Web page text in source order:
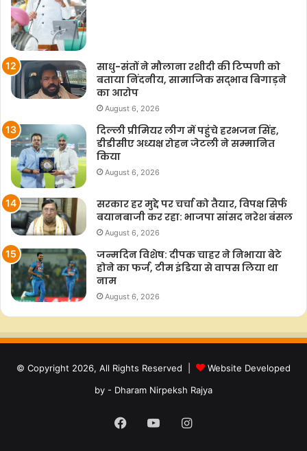
साधु-संतों ने मौलाना रशीदी की टिप्‍पणी को
बताया निंदनीय, सामाजिक सद्भाव बिगाड़ने
का आरोप
August 6, 2026
दिल्ली प्रीमियर लीग में पहुंचे हरभजन सिंह,
डीडीसीए अध्यक्ष रोहन जेटली ने सम्मानित
किया
August 6, 2026
सरकार हर मुद्दे पर चर्चा को तैयार, विपक्ष सिर्फ
बयानबाजी कर रहा: भाजपा सांसद नरेश बंसल
August 6, 2026
जन्मदिन विशेष: दीपक चाहर ने निभाया बेटे
होने का फर्ज, टीम इंडिया से वापस लिया था
नाम
August 6, 2026
© Copyright 2026, All Rights Reserved |
Website Developed
by - Dharam Nirpeksh Rajya
Facebook
YouTubeInstagram